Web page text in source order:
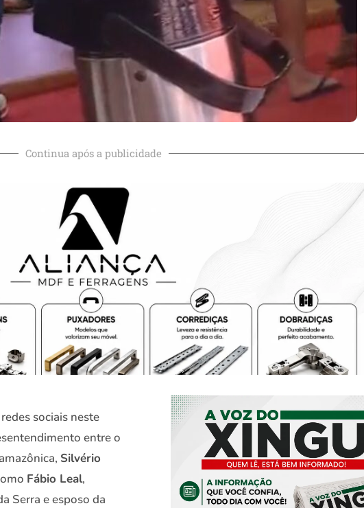
Continua após a publicidade
sociais neste
entre o
Silvério
Fábio Leal,
Serra e esposo da